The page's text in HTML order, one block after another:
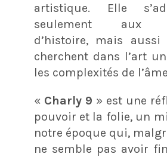
artistique. Elle
seulement aux
d’histoire, mais
cherchent dans l’art
les complexités de
« Charly 9 » est une
pouvoir et la folie, un
notre époque qui,
ne semble pas avoir